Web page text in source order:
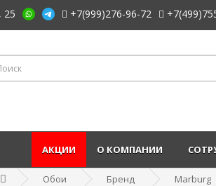
25 +7(999)276-96-72
О КОМПАНИИ
АКЦИИ
Обои Бренд Marburg